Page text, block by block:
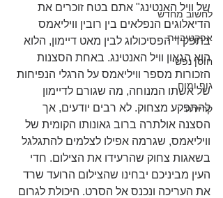
לחשוב מחדש
אפקטיביות
חוסן נפשי
גוף ומוח
קריירה
של וויל האנטינג" אתם בטח זוכרים את
הדיאלוגים הנפלאים בין רובין וויליאמס
בתפקיד הפסיכולוג לבין מאט דיימון, הלוא
הוא הגאון וויל האנטינג. באחת הסצנות
הזכורות מספר וויליאמס על הרגלי הנפיחות
של אשתו המנוחה, מה שגורם לדיימון
להתפקע מצחוק. לא רבים יודעים, אך
הסצנה אולתרה ברוב גאונותו הקומית של
וויליאמס, שגרמה אפילו לצלמים להתגלגל
בשאגות צחוק שהרעידו את הצילום. חדי
העין מביניכם יבחינו שהצילום הרועד שרד
את העריכה ונכנס אל הסרט. היכולת לגרום